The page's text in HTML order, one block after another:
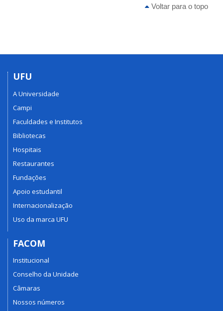
Voltar para o topo
UFU
A Universidade
Campi
Faculdades e Institutos
Bibliotecas
Hospitais
Restaurantes
Fundações
Apoio estudantil
Internacionalização
Uso da marca UFU
FACOM
Institucional
Conselho da Unidade
Câmaras
Nossos números